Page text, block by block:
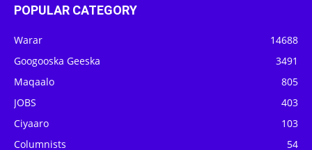
POPULAR CATEGORY
Warar
14688
Googooska Geeska
3491
Maqaalo
805
JOBS
403
Ciyaaro
103
Columnists
54